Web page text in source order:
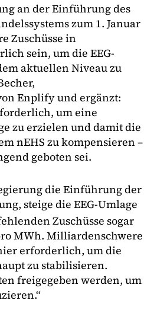
an der Einführung des
zum 1. Januar
Zuschüsse in
sein, um die EEG-
aktuellen Niveau zu
Enplify und ergänzt:
um eine
zu erzielen und damit die
nEHS zu kompensieren –
geboten sei.
die Einführung der
steige die EEG-Umlage
Zuschüsse sogar
MWh. Milliardenschwere
erforderlich, um die
zu stabilisieren.
freigegeben werden, um